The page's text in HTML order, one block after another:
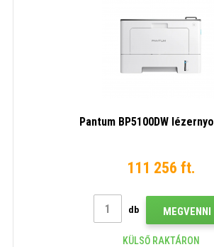
Pantum BP5100DW
111 256 ft.
db MEGVENNI
KÜLSŐ RAKTÁRON